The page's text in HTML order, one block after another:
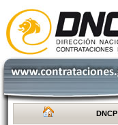
DNCP